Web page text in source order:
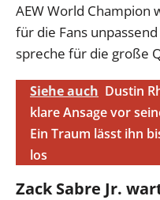
AEW World Champion
für die Fans
spreche für die große
Siehe auch Dustin
klare Ansage vor
Ein Traum lässt ihn
los
Zack Sabre Jr.